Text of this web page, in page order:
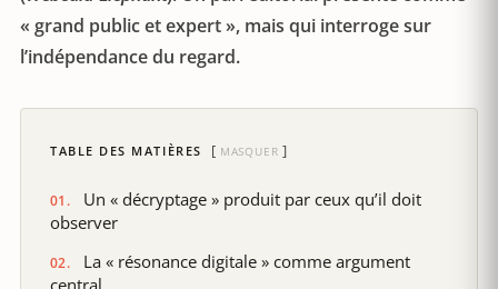
« grand public et expert », mais qui interroge sur
l’indépendance du regard.
TABLE DES MATIÈRES MASQUER
Un « décryptage » produit par ceux qu’il doit
observer
La « résonance digitale » comme argument
central